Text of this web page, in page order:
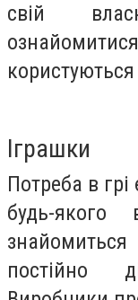
свій
Іграшки
Потреба в
будь-
постійно